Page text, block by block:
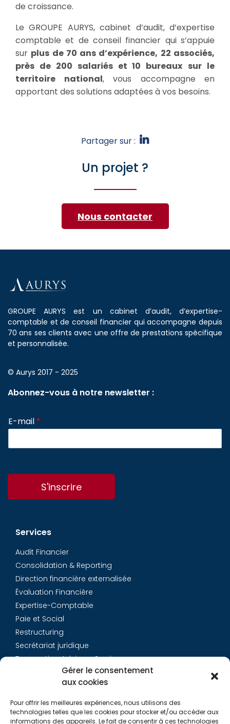
Gérer le consentement
aux cookies
Pour offrir les meilleures expériences, nous utilisons des
technologies telles que les cookies pour stocker et/ou accéder aux
informations des appareils. Le fait de consentir à ces technologies
de croissance.
Le GROUPE AURYS, cabinet d’audit, d’expertise
comptable et de conseil financier qui s’appuie
sur plus de 70 ans d’expérience, 22 associés,
près de 200 salariés et 10 bureaux sur le
territoire national, vous accompagne en
apportant des solutions adaptées à vos besoins.
Partager sur :
Un projet ?
Nous contacter
GROUPE AURYS est un cabinet d’audit, d’expertise-
comptable et de conseil financier qui accompagne depuis
70 ans ses clients avec une offre de prestations spécifique
et personnalisée.
© Aurys 2017 - 2025
Abonnez-vous à notre newsletter :
E-mail *
S'inscrire
Services
Audit Financier
Consolidation & Reporting
Direction financière externalisée
Évaluation Financière
Expertise-Comptable
Paie et Social
Restructuring
Secrétariat juridique
Transaction Advisory Services
Équipe
Carrières